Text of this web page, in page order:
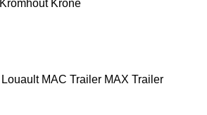
Kromhout Krone
Louault MAC Trailer MAX Trailer